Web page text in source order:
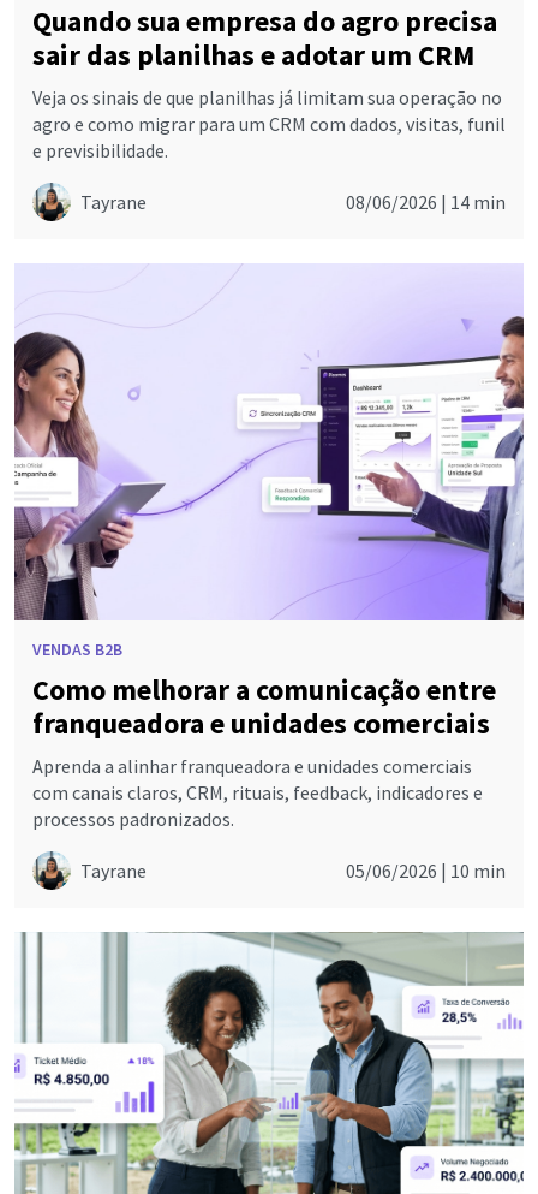
Quando sua empresa do agro precisa
sair das planilhas e adotar um CRM
Veja os sinais de que planilhas já limitam sua operação no
agro e como migrar para um CRM com dados, visitas, funil
e previsibilidade.
Tayrane 08/06/2026 | 14 min
VENDAS B2B
Como melhorar a comunicação entre
franqueadora e unidades comerciais
Aprenda a alinhar franqueadora e unidades comerciais
com canais claros, CRM, rituais, feedback, indicadores e
processos padronizados.
Tayrane 05/06/2026 | 10 min